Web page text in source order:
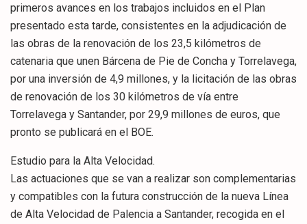
primeros avances en los trabajos incluidos en el Plan
presentado esta tarde, consistentes en la adjudicación de
las obras de la renovación de los 23,5 kilómetros de
catenaria que unen Bárcena de Pie de Concha y Torrelavega,
por una inversión de 4,9 millones, y la licitación de las obras
de renovación de los 30 kilómetros de vía entre
Torrelavega y Santander, por 29,9 millones de euros, que
pronto se publicará en el BOE.
Estudio para la Alta Velocidad.
Las actuaciones que se van a realizar son complementarias
y compatibles con la futura construcción de la nueva Línea
de Alta Velocidad de Palencia a Santander, recogida en el